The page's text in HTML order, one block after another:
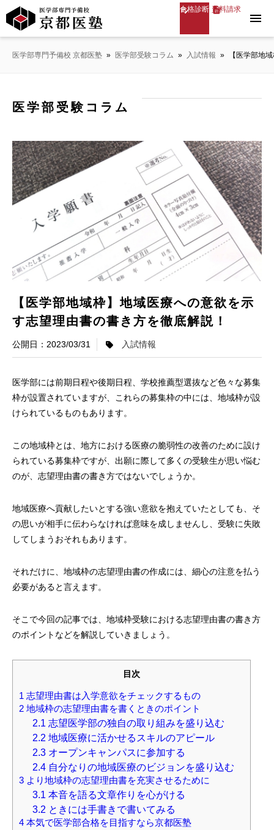
合格診断 資料請求
menu
医学部専門予備校 京都医塾 » 医学部受験コラム » 入試情報 » 【医学部地
医学部受験コラム
【医学部地域枠】地域医療への意欲を示
す志望理由書の書き方を徹底解説！
2023/03/31 入試情報
医学部には前期日程や後期日程、学校推薦型選抜など色々な募集
枠が設置されていますが、これらの募集枠の中には、地域枠が設
けられているものもあります。
この地域枠とは、地方における医療の脆弱性の改善のために設け
られている募集枠ですが、出願に際して多くの受験生が思い悩む
のが、志望理由書の書き方ではないでしょうか。
地域医療へ貢献したいとする強い意欲を抱えていたとしても、そ
の思いが相手に伝わらなければ意味を成しませんし、受験に失敗
してしまうおそれもあります。
それだけに、地域枠の志望理由書の作成には、細心の注意を払う
必要があると言えます。
そこで今回の記事では、地域枠受験における志望理由書の書き方
のポイントなどを解説していきましょう。
目次
1 志望理由書は入学意欲をチェックするもの
2 地域枠の志望理由書を書くときのポイント
2.1 志望医学部の独自の取り組みを盛り込む
2.2 地域医療に活かせるスキルのアピール
2.3オープンキャンパスに参加する
2.4自分なりの地域医療のビジョンを盛り込む
3 より地域枠の志望理由書を充実させるために
3.1 本音を語る文章作りを心がける
3.2 ときには手書きで書いてみる
4 本気で医学部合格を目指すなら京都医塾